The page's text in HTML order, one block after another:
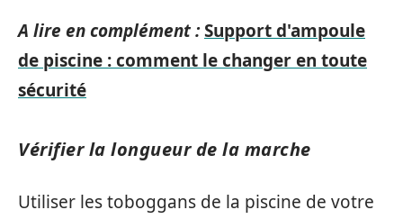
A lire en complément :Support d'ampoule
de piscine : comment le changer en toute
sécurité
Vérifier la longueur de la marche
Utiliser les toboggans de la piscine de votre